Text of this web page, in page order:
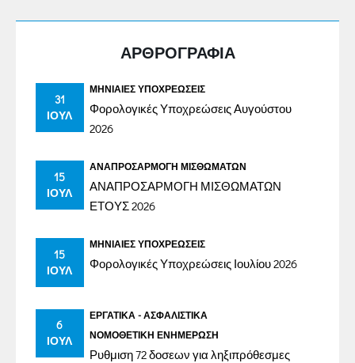
ΑΡΘΡΟΓΡΑΦΙΑ
31
ΙΟΎΛ
ΜΗΝΙΑΊΕΣ ΥΠΟΧΡΕΏΣΕΙΣ
Φορολογικές Υποχρεώσεις Αυγούστου
2026
15
ΙΟΎΛ
ΑΝΑΠΡΟΣΑΡΜΟΓΉ ΜΙΣΘΩΜΆΤΩΝ
ΑΝΑΠΡΟΣΑΡΜΟΓΗ ΜΙΣΘΩΜΑΤΩΝ
ΕΤΟΥΣ 2026
15
ΙΟΎΛ
ΜΗΝΙΑΊΕΣ ΥΠΟΧΡΕΏΣΕΙΣ
Φορολογικές Υποχρεώσεις Ιουλίου 2026
6
ΙΟΎΛ
ΕΡΓΑΤΙΚΆ - ΑΣΦΑΛΙΣΤΙΚΆ
ΝΟΜΟΘΕΤΙΚΉ ΕΝΗΜΈΡΩΣΗ
Ρυθμιση 72 δοσεων για ληξιπρόθεσμες